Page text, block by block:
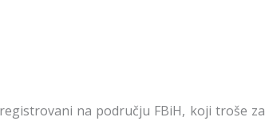
registrovani na području FBiH, koji troše